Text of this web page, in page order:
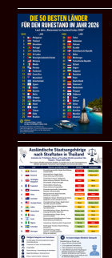
Tote
einem
Pub
Bangkok